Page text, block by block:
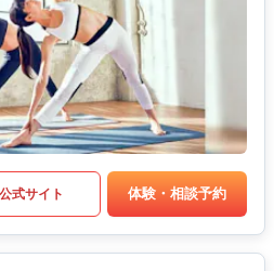
公式サイト 体験・相談予約